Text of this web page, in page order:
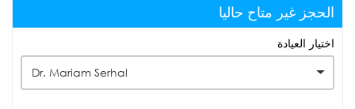
الحجز غير متاح حاليا
اختيار العيادة
Dr. Mariam Serhal